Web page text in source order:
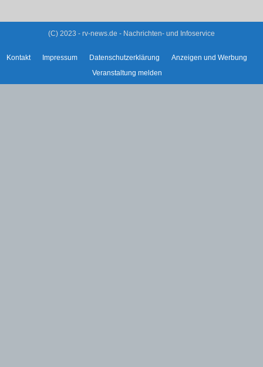
(C) 2023 - rv-news.de - Nachrichten- und Infoservice
Kontakt Impressum Datenschutzerklärung
Anzeigen und Werbung
Veranstaltung melden